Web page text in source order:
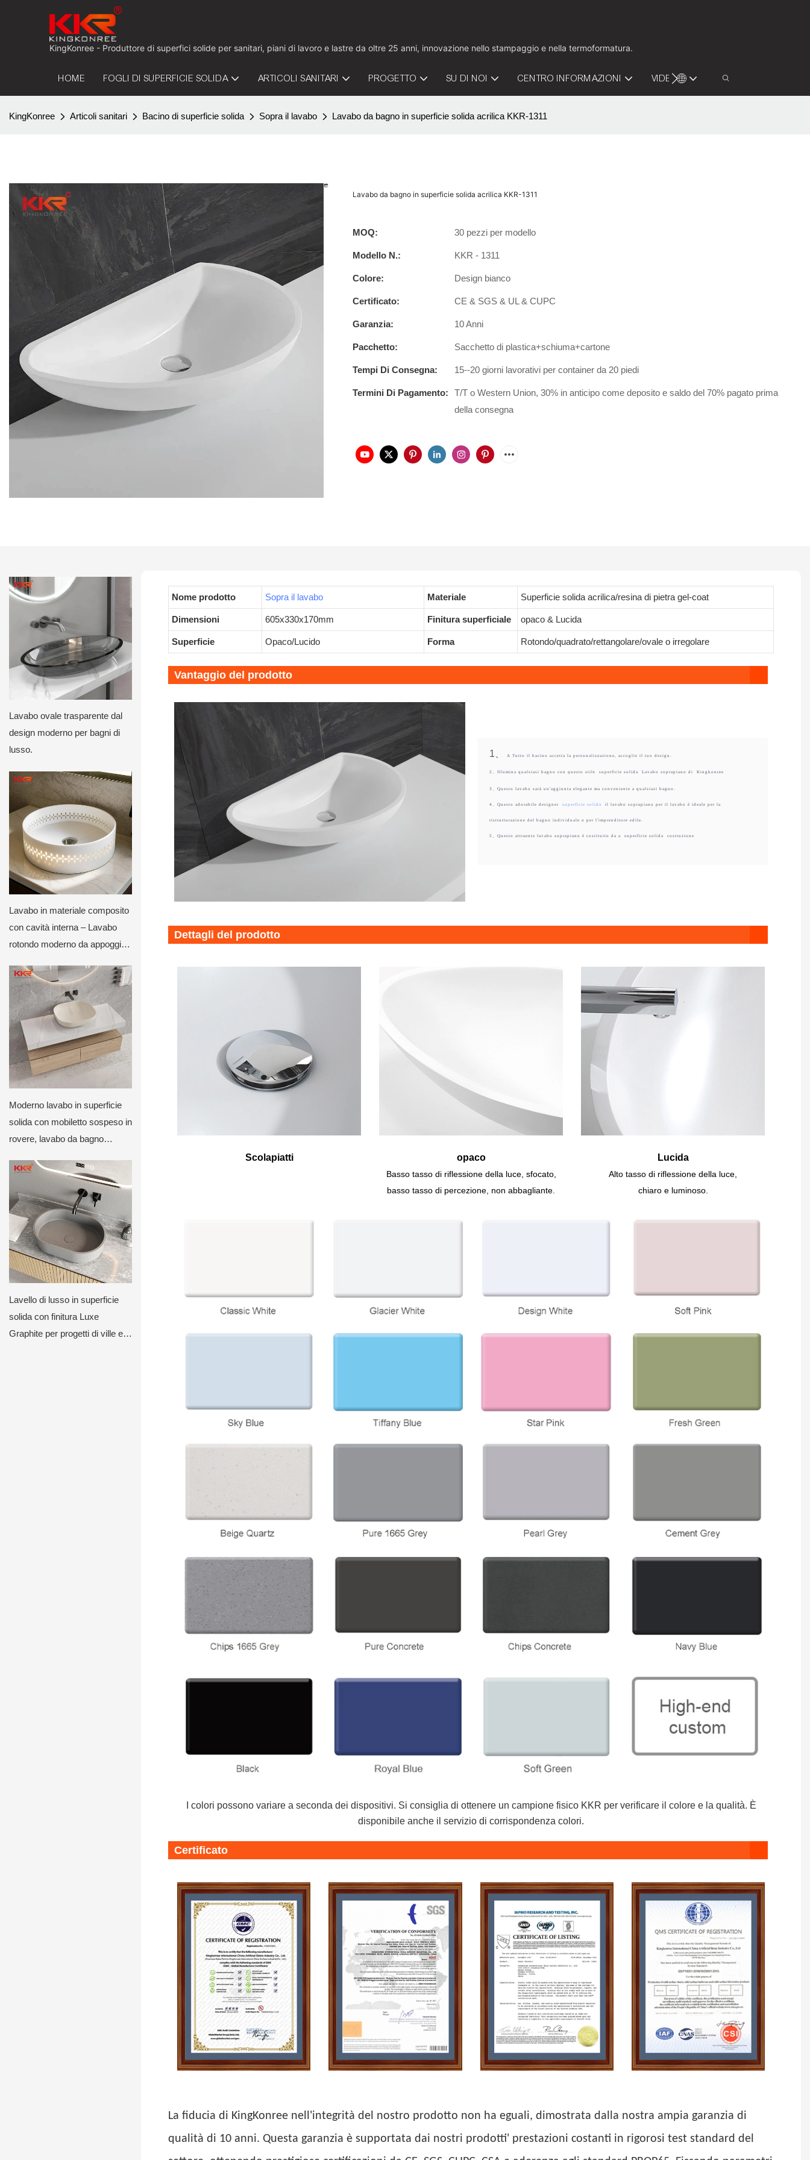
KingKonree - Produttore di superfici solide per sanitari, piani di lavoro e lastre da oltre 25 anni, innovazione nello stampaggio e nella termoformatura.
HOME FOGLI DI SUPERFICIE SOLIDA ARTICOLI SANITARI PROGETTO SU DI NOI CENTRO INFORMAZIONI VIDEO CONTATTACI
KingKonree Articoli sanitari Bacino di superficie solida Sopra il lavabo Lavabo da bagno in superficie solida acrilica KKR-1311
Lavabo da bagno in superficie solida acrilica KKR-1311
MOQ: 30 pezzi per modello
Modello N.: KKR - 1311
Colore: Design bianco
Certificato: CE & SGS & UL & CUPC
Garanzia: 10 Anni
Pacchetto: Sacchetto di plastica+schiuma+cartone
Tempi Di Consegna: 15--20 giorni lavorativi per container da 20 piedi
Termini Di Pagamento:
T/T o Western Union, 30% in anticipo come deposito e saldo del 70% pagato prima
della consegna
Lavabo ovale trasparente dal
design moderno per bagni di
lusso.
Lavabo in materiale composito
con cavità interna – Lavabo
rotondo moderno da appoggio
Moderno lavabo in superficie
solida con mobiletto sospeso in
rovere, lavabo da bagno
Lavello di lusso in superficie
solida con finitura Luxe
Graphite per progetti di ville e
Nome prodotto Sopra il lavabo Materiale Superficie solida acrilica/resina di pietra gel-coat
Dimensioni 605x330x170mm Finitura superficiale opaco & Lucida
Superficie Opaco/Lucido Forma Rotondo/quadrato/rettangolare/ovale o irregolare
Vantaggio del prodotto
1、 A Tutto il bacino accetta la personalizzazione, accoglie il tuo design.
2、Illumina qualsiasi bagno con questo stile superficie solida Lavabo soprapiano di Kingkonree
3、Questo lavabo sarà un'aggiunta elegante ma conveniente a qualsiasi bagno.
4、Questo adorabile designer superficie solida il lavabo soprapiano per il lavabo è ideale per la
ristrutturazione del bagno individuale o per l'imprenditore edile.
5、Questo attraente lavabo soprapiano è costituito da a superficie solida costruzione
Dettagli del prodotto
Scolapiatti opaco
Basso tasso di riflessione della luce, sfocato,
basso tasso di percezione, non abbagliante.
Lucida
Alto tasso di riflessione della luce,
chiaro e luminoso.
I colori possono variare a seconda dei dispositivi. Si consiglia di ottenere un campione fisico KKR per verificare il colore e la qualità. È
disponibile anche il servizio di corrispondenza colori.
Certificato
La fiducia di KingKonree nell'integrità del nostro prodotto non ha eguali, dimostrata dalla nostra ampia garanzia di
qualità di 10 anni. Questa garanzia è supportata dai nostri prodotti' prestazioni costanti in rigorosi test standard del